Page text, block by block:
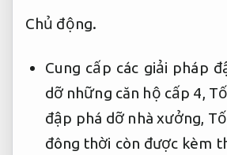
Chủ động.
Cung cấp các giải pháp
dỡ những căn hộ cấp 4,
đập phá dỡ nhà xưởng,
đông thời còn được kèm